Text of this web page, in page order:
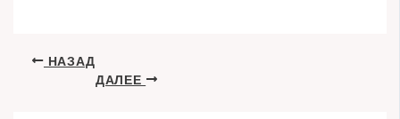
НАЗАД
ДАЛЕЕ